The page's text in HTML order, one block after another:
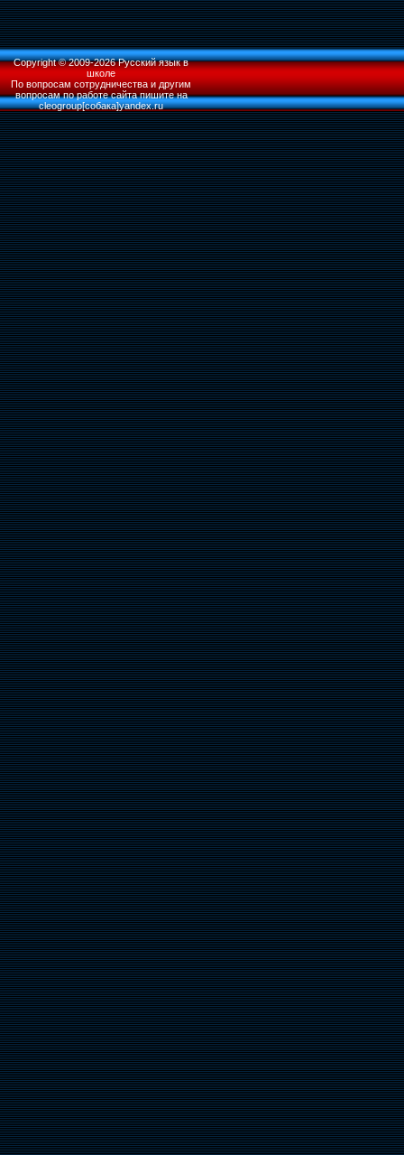
Copyright © 2009-2026 Русский язык в
школе
По вопросам сотрудничества и другим
вопросам по работе сайта пишите на
cleogroup[собака]yandex.ru